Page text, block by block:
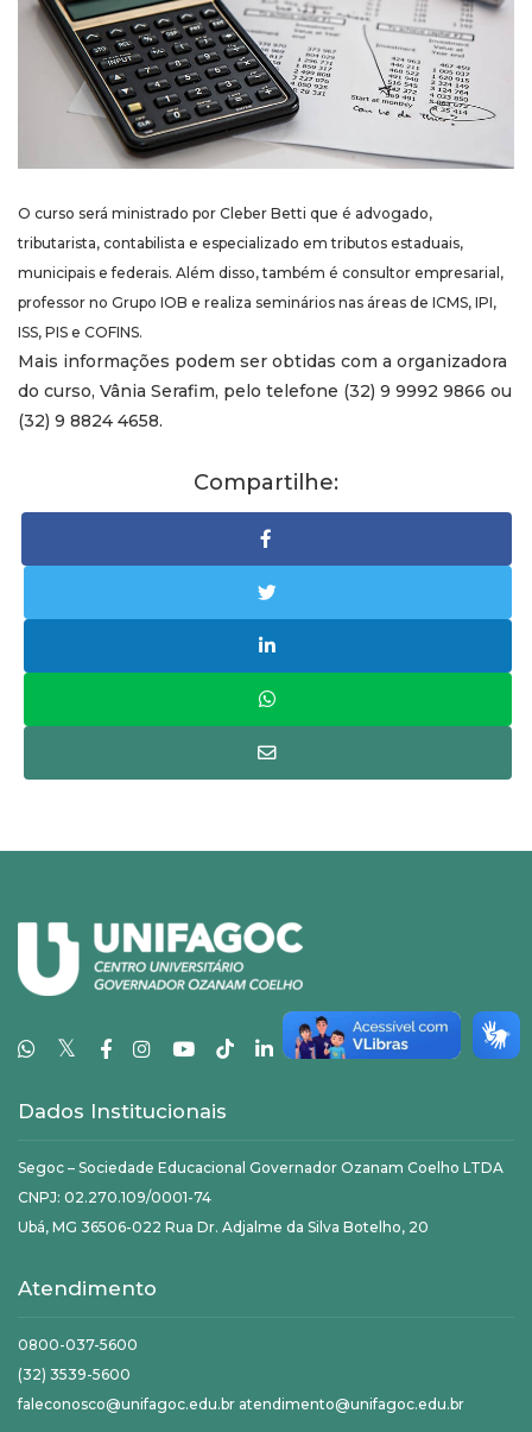
O curso será ministrado por Cleber Betti que é advogado,
tributarista, contabilista e especializado em tributos estaduais,
municipais e federais. Além disso, também é consultor empresarial,
professor no Grupo IOB e realiza seminários nas áreas de ICMS, IPI,
ISS, PIS e COFINS.
Mais informações podem ser obtidas com a organizadora
do curso, Vânia Serafim, pelo telefone (32) 9 9992 9866 ou
(32) 9 8824 4658.
Compartilhe:
𝕏
Dados Institucionais
Segoc – Sociedade Educacional Governador Ozanam Coelho LTDA
CNPJ: 02.270.109/0001-74
Ubá, MG 36506-022 Rua Dr. Adjalme da Silva Botelho, 20
Atendimento
0800-037-5600
(32) 3539-5600
faleconosco@unifagoc.edu.br atendimento@unifagoc.edu.br